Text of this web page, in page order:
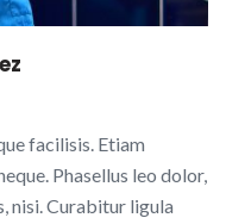
facilisis. Etiam
Phasellus leo dolor,
nisi. Curabitur ligula